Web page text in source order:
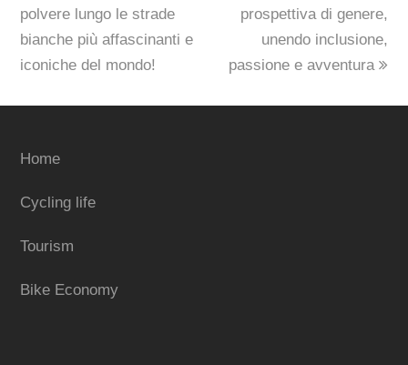
polvere lungo le strade
bianche più affascinanti e
iconiche del mondo!
prospettiva di genere,
unendo inclusione,
passione e avventura
Home
Cycling life
Tourism
Bike Economy